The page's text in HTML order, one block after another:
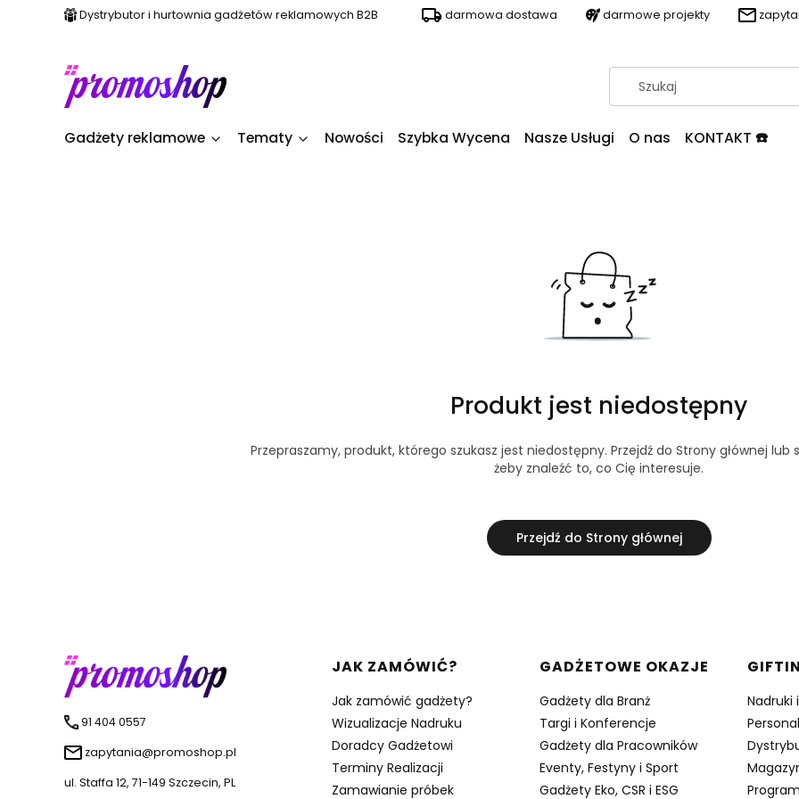
Dystrybutor i hurtownia gadżetów reklamowych B2B darmowa dostawa darmowe projekty
Gadżety reklamowe Tematy Nowości Szybka Wycena Nasze Usługi O nas KONTAKT ☎️
Produkt jest niedostępny
Przepraszamy, produkt, którego szukasz jest niedostępny. Przejdź do Strony głównej lub
żeby znaleźć to, co Cię interesuje.
Przejdź do Strony głównej
91 404 0557
zapytania@promoshop.pl
ul. Staffa 12, 71-149 Szczecin, PL
Linki w stopce
JAK ZAMÓWIĆ?
Jak zamówić gadżety?
Wizualizacje Nadruku
Doradcy Gadżetowi
Terminy Realizacji
Zamawianie próbek
GADŻETOWE OKAZJE
Gadżety dla Branż
Targi i Konferencje
Gadżety dla Pracowników
Eventy, Festyny i Sport
Gadżety Eko, CSR i ESG
Nadruki